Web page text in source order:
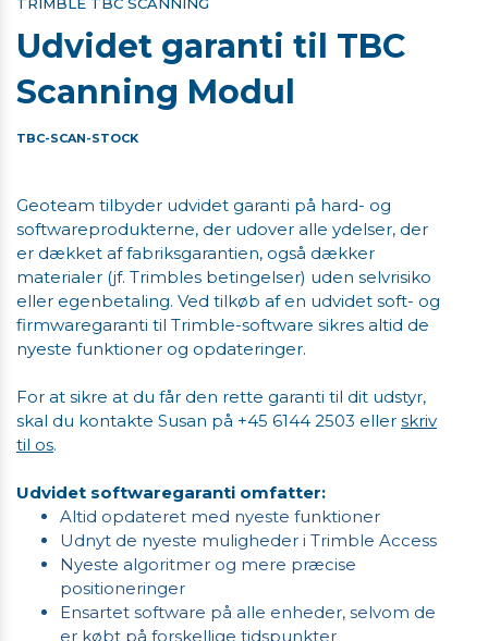
Udvidet garanti til TBC
Scanning Modul
TBC-SCAN-STOCK
Geoteam tilbyder udvidet garanti på hard- og
softwareprodukterne, der udover alle ydelser, der
er dækket af fabriksgarantien, også dækker
materialer (jf. Trimbles betingelser) uden selvrisiko
eller egenbetaling. Ved tilkøb af en udvidet soft- og
firmwaregaranti til Trimble-software sikres altid de
nyeste funktioner og opdateringer.
For at sikre at du får den rette garanti til dit udstyr,
skal du kontakte Susan på +45 6144 2503 eller skriv
til os.
Udvidet softwaregaranti omfatter:
Altid opdateret med nyeste funktioner
Udnyt de nyeste muligheder i Trimble Access
Nyeste algoritmer og mere præcise
positioneringer
Ensartet software på alle enheder, selvom de
er købt på forskellige tidspunkter